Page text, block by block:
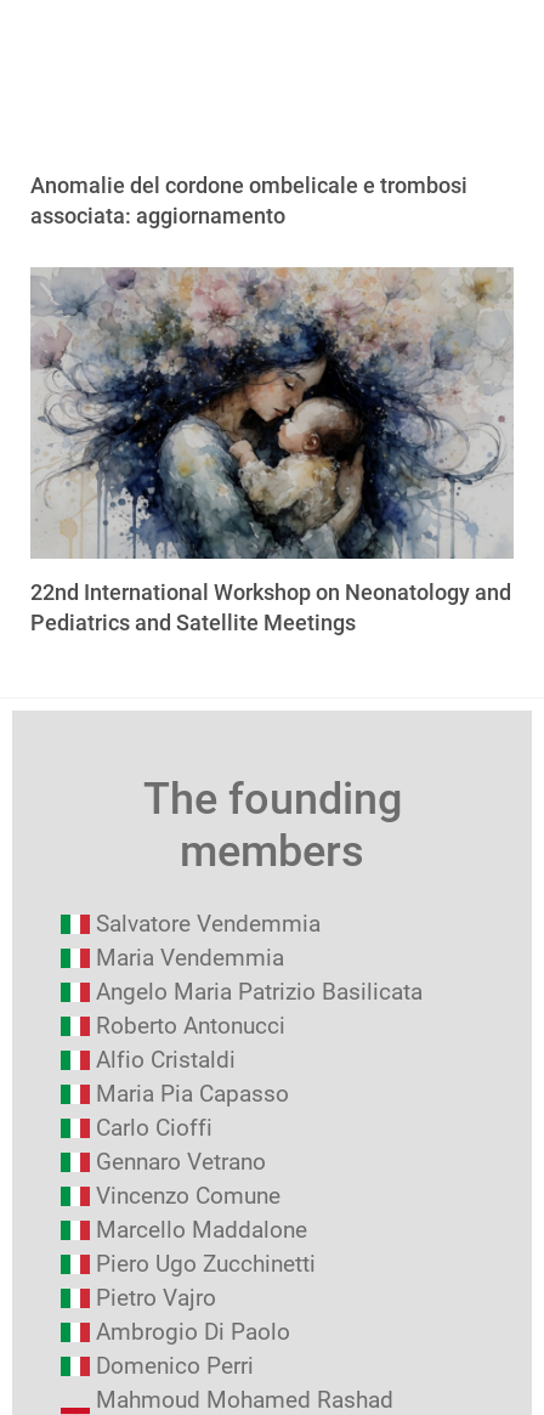
Anomalie del cordone ombelicale e trombosi
associata: aggiornamento
22nd International Workshop on Neonatology and
Pediatrics and Satellite Meetings
The founding
members
Salvatore Vendemmia
Maria Vendemmia
Angelo Maria Patrizio Basilicata
Roberto Antonucci
Alfio Cristaldi
Maria Pia Capasso
Carlo Cioffi
Gennaro Vetrano
Vincenzo Comune
Marcello Maddalone
Piero Ugo Zucchinetti
Pietro Vajro
Ambrogio Di Paolo
Domenico Perri
Mahmoud Mohamed Rashad